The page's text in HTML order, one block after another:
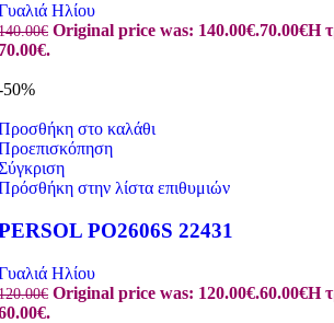
Ηλίου
€ Original price was: 140.00€.70.00€Η
50%
στο καλάθι
στην λίστα επιθυμιών
PO2606S 22431
Ηλίου
€ Original price was: 120.00€.60.00€Η